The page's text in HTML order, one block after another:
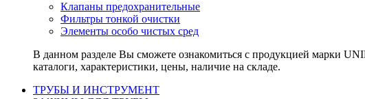
Клапаны предохранительные
Фильтры тонкой очистки
Элементы особо чистых сред
В данном разделе Вы сможете ознакомиться с продукцией марки
каталоги, характеристики, цены, наличие на складе.
ТРУБЫ И ИНСТРУМЕНТ